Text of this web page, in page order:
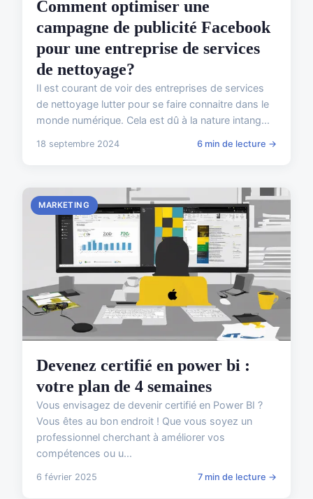
Comment optimiser une
campagne de publicité Facebook
pour une entreprise de services
de nettoyage?
Il est courant de voir des entreprises de services
de nettoyage lutter pour se faire connaitre dans le
monde numérique. Cela est dû à la nature intang...
18 septembre 2024 6 min de lecture →
MARKETING
Devenez certifié en power bi :
votre plan de 4 semaines
Vous envisagez de devenir certifié en Power BI ?
Vous êtes au bon endroit ! Que vous soyez un
professionnel cherchant à améliorer vos
compétences ou u...
6 février 2025 7 min de lecture →